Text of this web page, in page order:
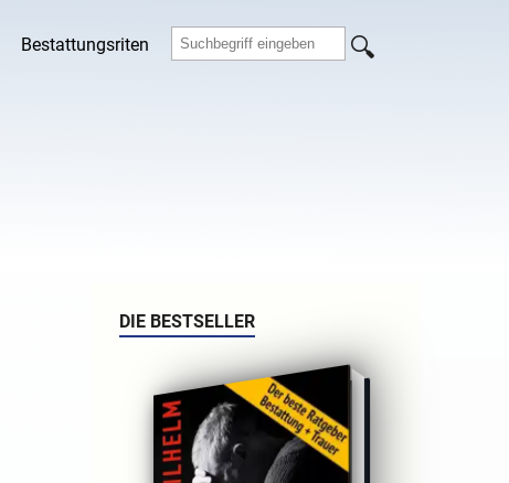
Bestattungsriten
DIE BESTSELLER